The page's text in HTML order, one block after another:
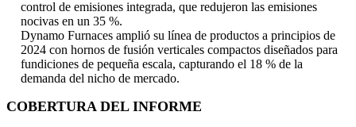
control de emisiones integrada, que redujeron las emisiones
nocivas en un 35 %.
Dynamo Furnaces amplió su línea de productos a principios de
2024 con hornos de fusión verticales compactos diseñados para
fundiciones de pequeña escala, capturando el 18 % de la
demanda del nicho de mercado.
COBERTURA DEL INFORME